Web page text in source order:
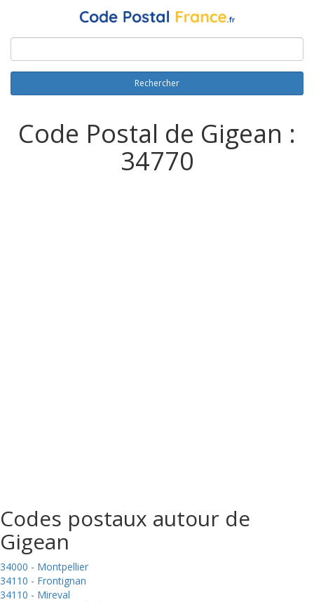
Rechercher
Code Postal de Gigean :
34770
Codes postaux autour de
Gigean
34000 - Montpellier
34110 - Frontignan
34110 - Mireval